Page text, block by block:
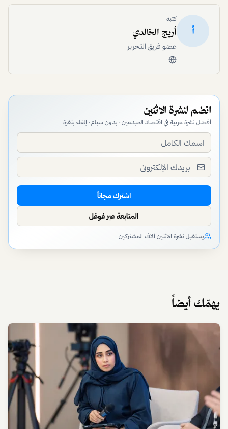
بوصلة وسط الضغوط
واجهت فاطمة تحدي إثبات الذات في مجالات متعددة بالتوازي،
شغفها، وهو ما ولّد ضغوطاً في بعض الفترات التي افتقدت فيها
الرؤية للوضوح. تعلمت خلالها أن التنظيم والصبر مفتاحا
التعامل مع التحديات، وأن التراكمات الصغيرة هي التي تصنع
فارقاً كبيراً على المدى الطويل.
في خضم تلك الضغوط، كان شغفها هو البوصلة التي تعيدها
دوماً إلى المسار الصحيح. تقول فاطمة: "كنت دائماً أعود
لشغفي، لأنه الشيء الذي يذكرني بسبب البداية". هذه العودة
المستمرة للجذور منحتها المرونة الكافية لتجاوز فترات الإحباط
والنضوج منها.
أدركت أن بعض التأخير قد يحمل في طياته فرصاً للنمو وإعادة
تتطلب الشجاعة، وتأتي قبل الوصول للكمال. فالهوية الحقيقية
فصول قصة فاطمة الشرهان الملهمة من خلال حسابها على
إنستغرام
شارك: